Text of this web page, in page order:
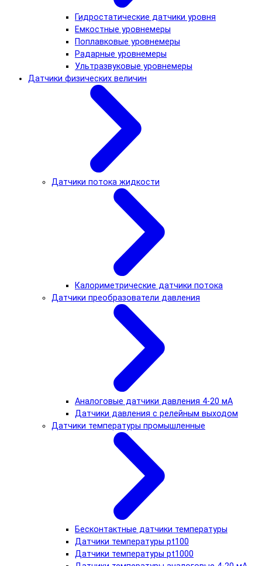
Гидростатические датчики уровня
Емкостные уровнемеры
Поплавковые уровнемеры
Радарные уровнемеры
Ультразвуковые уровнемеры
Датчики физических величин
Датчики потока жидкости
Калориметрические датчики потока
Датчики преобразователи давления
Аналоговые датчики давления 4-20 мА
Датчики давления с релейным выходом
Датчики температуры промышленные
Бесконтактные датчики температуры
Датчики температуры pt100
Датчики температуры pt1000